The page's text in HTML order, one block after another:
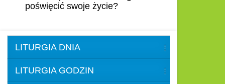
poświęcić swoje życie?
LITURGIA DNIA
LITURGIA GODZIN